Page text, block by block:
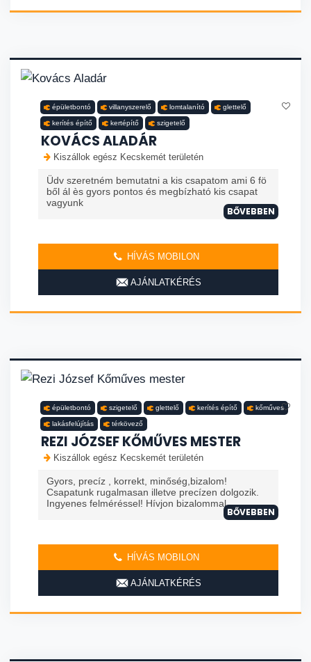
épületbontó villanyszerelő lomtalanító glettelő
kerítés építő kertépítő szigetelő
KOVÁCS ALADÁR
Kiszállok egész Kecskemét területén
Üdv szeretném bemutatni a kis csapatom ami 6 fö
ből ál ès gyors pontos és megbízható kis csapat
vagyunk
BŐVEBBEN
HÍVÁS MOBILON
AJÁNLATKÉRÉS
épületbontó szigetelő glettelő kerítés építő kőműves
lakásfelújítás térkövező
REZI JÓZSEF KŐMŰVES MESTER
Kiszállok egész Kecskemét területén
Gyors, precíz , korrekt, minőség,bizalom!
Csapatunk rugalmasan illetve precízen dolgozik.
Ingyenes felméréssel! Hívjon bizalommal.
BŐVEBBEN
HÍVÁS MOBILON
AJÁNLATKÉRÉS